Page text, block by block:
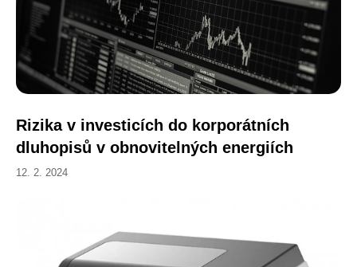
Rizika v investicích do korporátních
dluhopisů v obnovitelných energiích
12. 2. 2024